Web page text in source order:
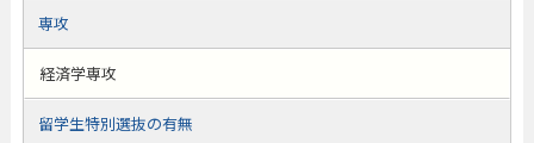
専攻
経済学専攻
留学生特別選抜の有無